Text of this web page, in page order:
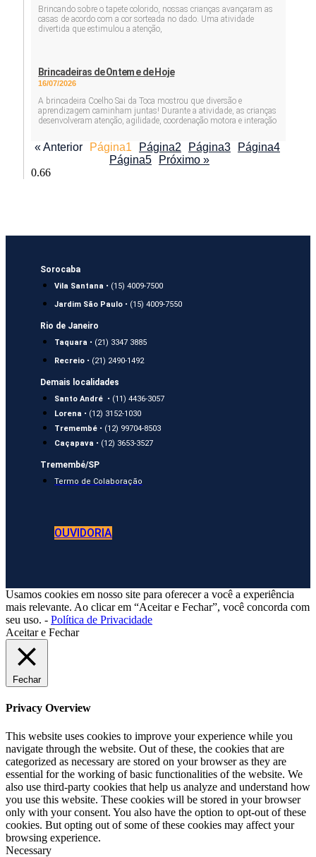
Brincando sobre o tapete colorido, nossas crianças avançaram as
casas de acordo com a cor sorteada no dado. Uma atividade
divertida que estimulou a atenção,
Brincadeiras de Ontem e de Hoje
16/07/2026
A brincadeira Coelho Sai da Toca mostrou que diversão e
aprendizagem caminham juntas! Durante a atividade, as crianças
desenvolveram atenção, agilidade, coordenação motora e interação
« Anterior Página1 Página2 Página3 Página4
Página5 Próximo »
Sorocaba
Vila Santana • (15) 4009-7500
Jardim São Paulo • (15) 4009-7550
Rio de Janeiro
Taquara • (21) 3347 3885
Recreio • (21) 2490-1492
Demais localidades
Santo André • (11) 4436-3057
Lorena • (12) 3152-1030
Tremembé • (12) 99704-8503
Caçapava • (12) 3653-3527
Tremembé/SP
Termo de Colaboração
OUVIDORIA
Usamos cookies em nosso site para oferecer a você a experiência
mais relevante. Ao clicar em “Aceitar e Fechar”, você concorda com
seu uso. - Política de Privacidade
Aceitar e Fechar
Fechar
Privacy Overview
This website uses cookies to improve your experience while you
navigate through the website. Out of these, the cookies that are
categorized as necessary are stored on your browser as they are
essential for the working of basic functionalities of the website. We
also use third-party cookies that help us analyze and understand how
you use this website. These cookies will be stored in your browser
only with your consent. You also have the option to opt-out of these
cookies. But opting out of some of these cookies may affect your
browsing experience.
Necessary